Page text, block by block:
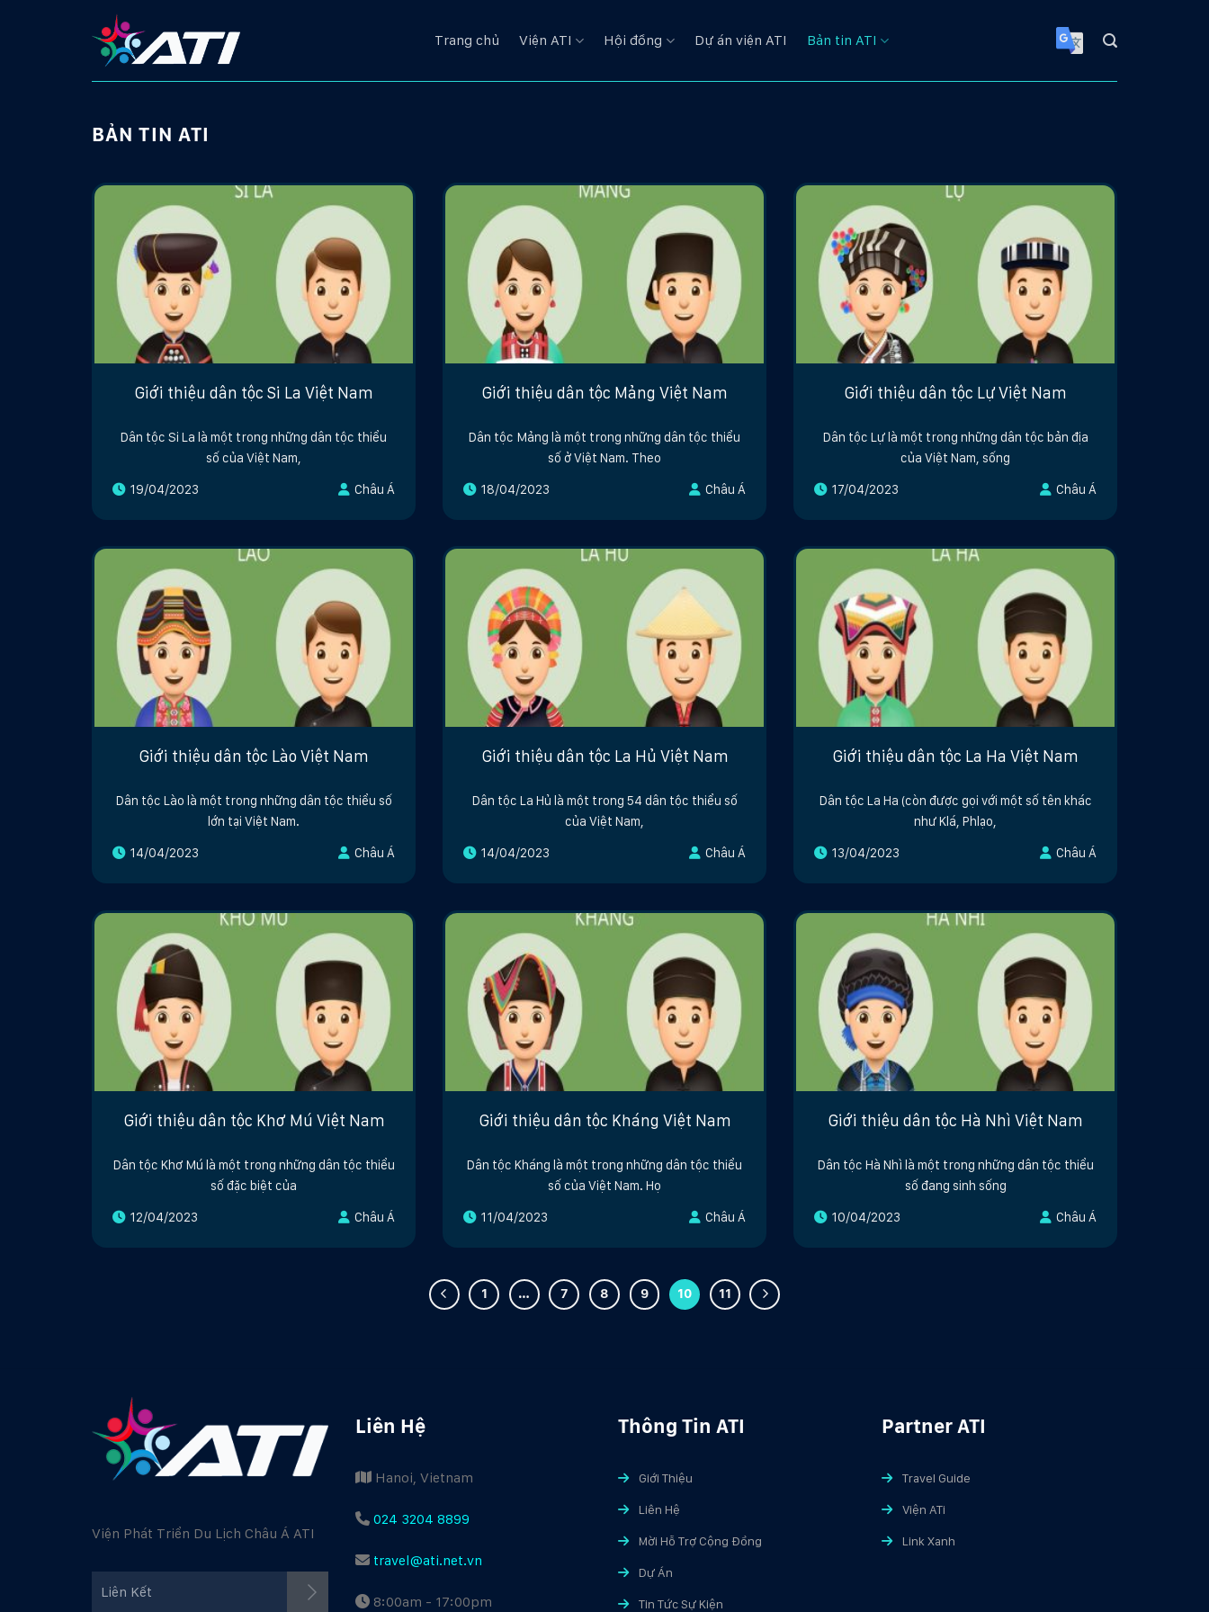
Trang chủ Viện ATI Hội đồng Dự án viện ATI Bản tin ATI
BẢN TIN ATI
Giới thiệu dân tộc Si La Việt Nam
Dân tộc Si La là một trong những dân tộc thiểu
số của Việt Nam,
19/04/2023 Châu Á
Giới thiệu dân tộc Mảng Việt Nam
Dân tộc Mảng là một trong những dân tộc thiểu
số ở Việt Nam. Theo
18/04/2023 Châu Á
Giới thiệu dân tộc Lự Việt Nam
Dân tộc Lự là một trong những dân tộc bản địa
của Việt Nam, sống
17/04/2023 Châu Á
Giới thiệu dân tộc Lào Việt Nam
Dân tộc Lào là một trong những dân tộc thiểu số
lớn tại Việt Nam.
14/04/2023 Châu Á
Giới thiệu dân tộc La Hủ Việt Nam
Dân tộc La Hủ là một trong 54 dân tộc thiểu số
của Việt Nam,
14/04/2023 Châu Á
Giới thiệu dân tộc La Ha Việt Nam
Dân tộc La Ha (còn được gọi với một số tên khác
như Klá, Phlạo,
13/04/2023 Châu Á
Giới thiệu dân tộc Khơ Mú Việt Nam
Dân tộc Khơ Mú là một trong những dân tộc thiểu
số đặc biệt của
12/04/2023 Châu Á
Giới thiệu dân tộc Kháng Việt Nam
Dân tộc Kháng là một trong những dân tộc thiểu
số của Việt Nam. Họ
11/04/2023 Châu Á
Giới thiệu dân tộc Hà Nhì Việt Nam
Dân tộc Hà Nhì là một trong những dân tộc thiểu
số đang sinh sống
10/04/2023 Châu Á
1 … 7 8 9 10 11
Viện Phát Triển Du Lịch Châu Á ATI
Liên Kết
Facebook ATI
Liên Hệ
Hanoi, Vietnam
024 3204 8899
travel@ati.net.vn
8:00am - 17:00pm
Thông Tin ATI
Giới Thiệu
Liên Hệ
Mời Hỗ Trợ Cộng Đồng
Dự Án
Tin Tức Sự Kiện
Partner ATI
Travel Guide
Viện ATi
Link Xanh